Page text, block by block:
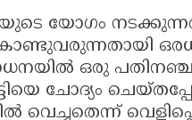
യോഗം
ഒരു
ചോദ്യം
വെച്ചതെന്ന്